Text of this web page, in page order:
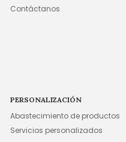
Contáctanos
PERSONALIZACIÓN
Abastecimiento de productos
Servicios personalizados